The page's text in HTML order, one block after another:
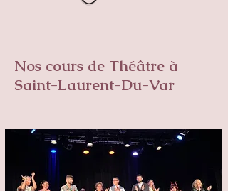
Nos cours de Théâtre à
Saint-Laurent-Du-Var